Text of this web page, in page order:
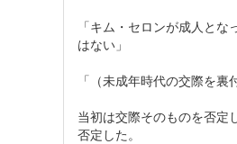
「キム・セロンが成人と
はない」
「（未成年時代の交際を
当初は交際そのものを否定
否定した。